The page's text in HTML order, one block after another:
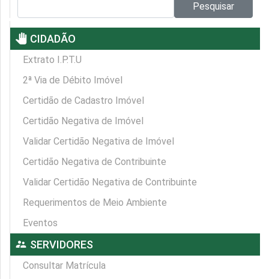
Pesquisar
pan_tool CIDADÃO
Extrato I.P.T.U
2ª Via de Débito Imóvel
Certidão de Cadastro Imóvel
Certidão Negativa de Imóvel
Validar Certidão Negativa de Imóvel
Certidão Negativa de Contribuinte
Validar Certidão Negativa de Contribuinte
Requerimentos de Meio Ambiente
Eventos
supervisor_account SERVIDORES
Consultar Matrícula